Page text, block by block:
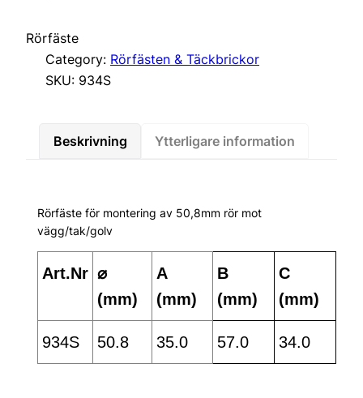
Rörfäste
Category: Rörfästen & Täckbrickor
SKU: 934S
Beskrivning Ytterligare information
Rörfäste för montering av 50,8mm rör mot
vägg/tak/golv
Art.Nr ⌀
(mm)
A
(mm)
B
(mm)
C
(mm)
934S 50.8 35.0 57.0 34.0